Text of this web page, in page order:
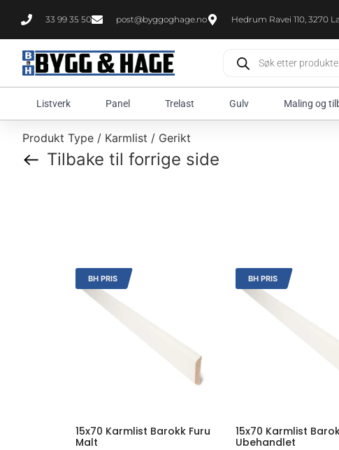
33 99 35 50 post@byggoghage.no Hedrum Ravei 110, 3270
Listverk Panel Trelast Gulv Maling og
Produkt Type / Karmlist / Gerikt
Tilbake til forrige side
BH PRIS
15x70 Karmlist Barokk Furu
Malt
BH PRIS
15x70 Karmlist
Ubehandlet